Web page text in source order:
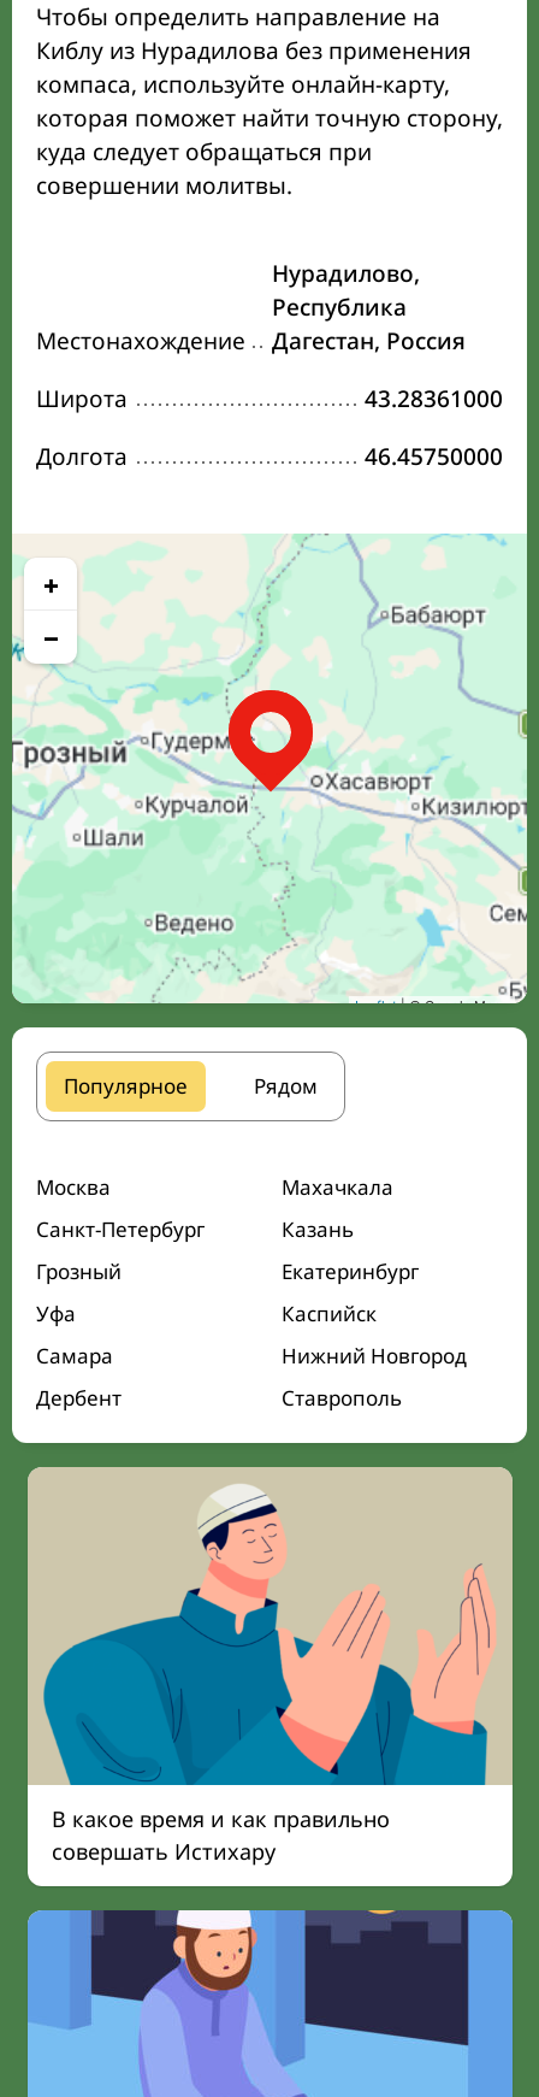
Чтобы определить направление на
Киблу из Нурадилова без применения
компаса, используйте онлайн-карту,
которая поможет найти точную сторону,
куда следует обращаться при
совершении молитвы.
Местонахождение
Нурадилово,
Республика
Дагестан, Россия
Широта
43.28361000
Долгота
46.45750000
+
−
Leaflet| © Google Maps
Популярное Рядом
Москва
Махачкала
Санкт-Петербург
Казань
Грозный
Екатеринбург
Уфа
Каспийск
Самара
Нижний Новгород
Дербент
Ставрополь
В какое время и как правильно
совершать Истихару